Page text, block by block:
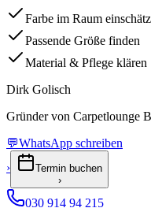
Farbe im Raum
Passende Größe finden
Material & Pflege klären
Dirk Golisch
Gründer von Carpetlounge
💬WhatsApp schreiben
›
Termin buchen
›
030 914 94 215